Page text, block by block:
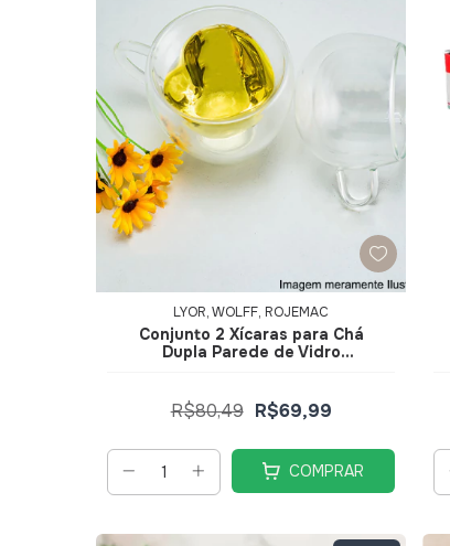
LYOR, WOLFF, ROJEMAC
Conjunto 2 Xícaras para Ch
Dupla Parede de Vidro
R$80,49 R$69,99
COMPRAR